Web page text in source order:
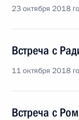
23 октября 2018
Встреча с
11 октября 2018
Встреча с